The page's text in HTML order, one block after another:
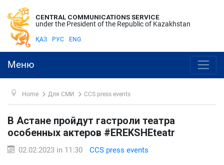
CENTRAL COMMUNICATIONS SERVICE
under the President of the Republic of Kazakhstan
ҚАЗ РУС ENG
Меню
Home Для СМИ CCS press events
В Астане пройдут гастроли театра
особенных актеров #EREKSHEteatr
02.02.2023 in 11:30 CCS press events